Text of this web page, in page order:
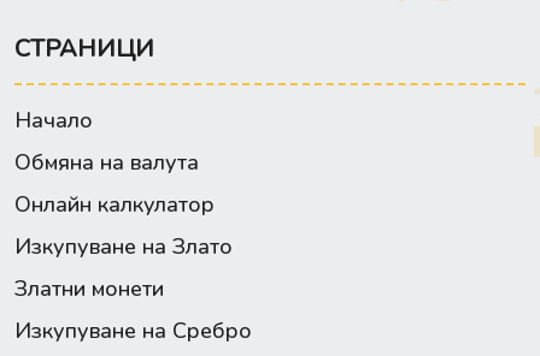
СТРАНИЦИ
Начало
Обмяна на валута
Онлайн калкулатор
Изкупуване на Злато
Златни монети
Изкупуване на Сребро